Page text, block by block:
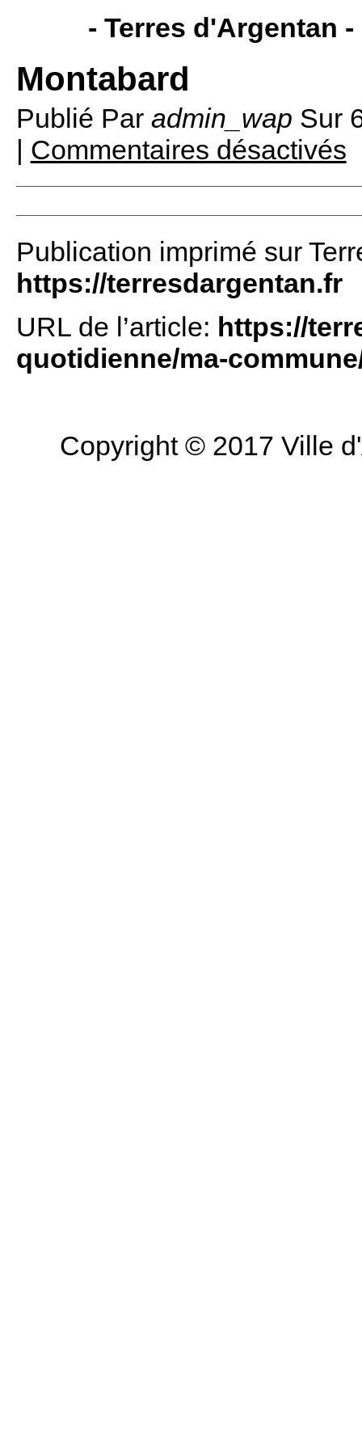
- Terres d'Argentan -
Montabard
Publié Par admin_wap Sur
| Commentaires désactivés
Publication imprimé sur
https://terresdargentan.fr
URL de l’article: https://
quotidienne/ma-
Copyright © 2017 Ville